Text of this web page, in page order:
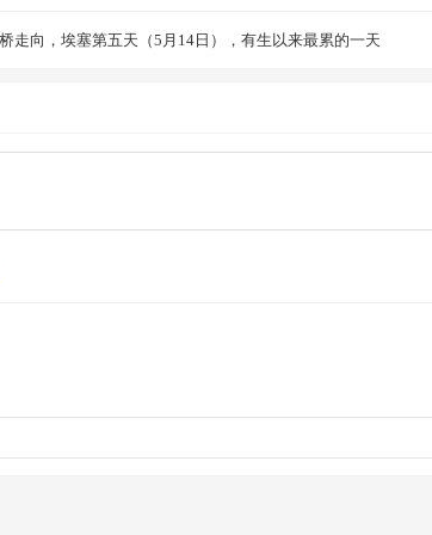
走向，埃塞第五天（5月14日），有生以来最累的一天